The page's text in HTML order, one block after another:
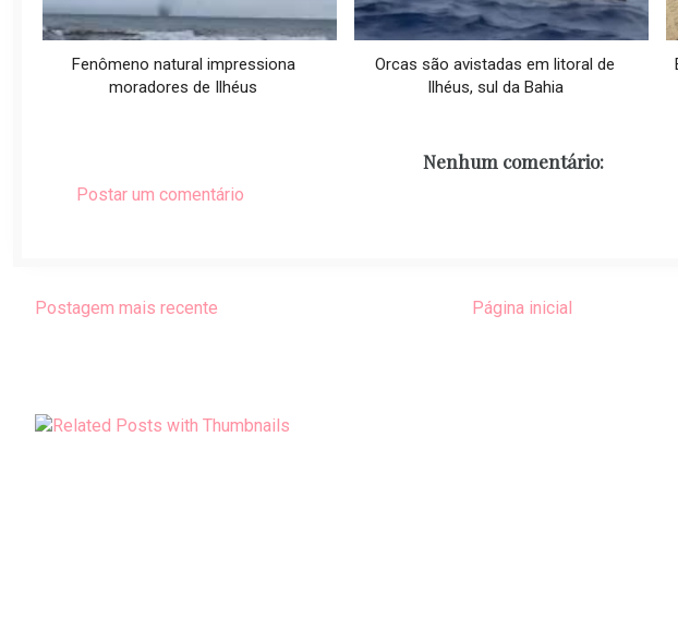
Fenômeno natural impressiona
moradores de Ilhéus
Orcas são avistadas em litoral de
Ilhéus, sul da Bahia
Nenhum comentário:
Postar um comentário
Postagem mais recente Página inicial